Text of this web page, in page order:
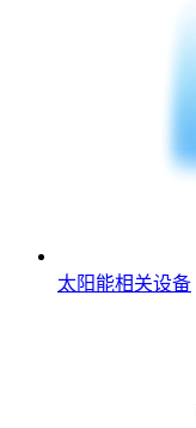
太阳能相关设备